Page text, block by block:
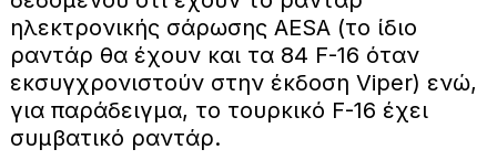
ηλεκτρονικής σάρωσης AESA (το ίδιο
ραντάρ θα έχουν και τα 84 F-16 όταν
εκσυγχρονιστούν στην έκδοση Viper) ενώ,
για παράδειγμα, το τουρκικό F-16 έχει
συμβατικό ραντάρ.